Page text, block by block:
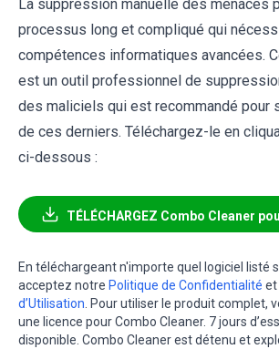
La suppression manuelle des menaces
processus long et compliqué qui
compétences informatiques avancées.
est un outil professionnel de
des maliciels qui est recommandé pour
de ces derniers. Téléchargez-le en
ci-dessous :
TÉLÉCHARGEZ Combo Cleaner
En téléchargeant n'importe quel logiciel listé
acceptez notre Politique de Confidentialité et
d’Utilisation . Pour utiliser le produit complet,
une licence pour Combo Cleaner. 7 jours
disponible. Combo Cleaner est détenu et